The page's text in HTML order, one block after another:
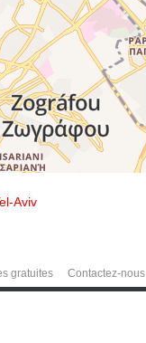
Aviv
gratuites Contactez-nous